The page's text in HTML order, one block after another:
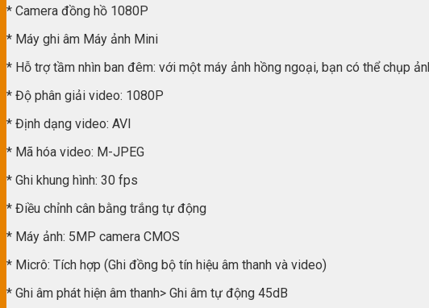
* Camera đồng hồ 1080P
* Máy ghi âm Máy ảnh Mini
* Hỗ trợ tầm nhìn ban đêm: với một máy ảnh hồng ngoại, bạn có thể chụp
* Độ phân giải video: 1080P
* Định dạng video: AVI
* Mã hóa video: M-JPEG
* Ghi khung hình: 30 fps
* Điều chỉnh cân bằng trắng tự động
* Máy ảnh: 5MP camera CMOS
* Micrô: Tích hợp (Ghi đồng bộ tín hiệu âm thanh và video)
* Ghi âm phát hiện âm thanh> Ghi âm tự động 45dB